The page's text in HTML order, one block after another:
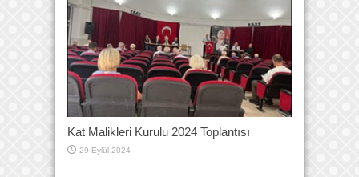
Kat Malikleri Kurulu 2024 Toplantısı
29 Eylül 2024